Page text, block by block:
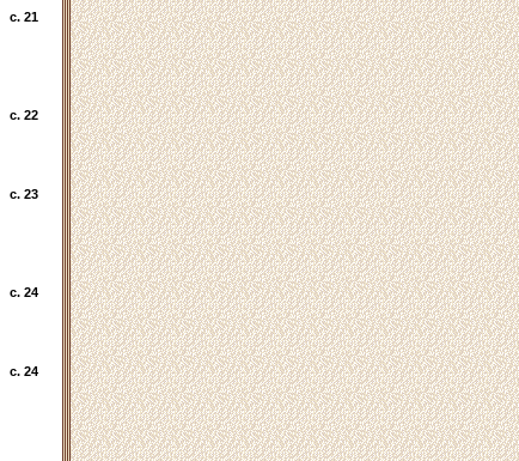
c. 21
c. 22
c. 23
c. 24
c. 24